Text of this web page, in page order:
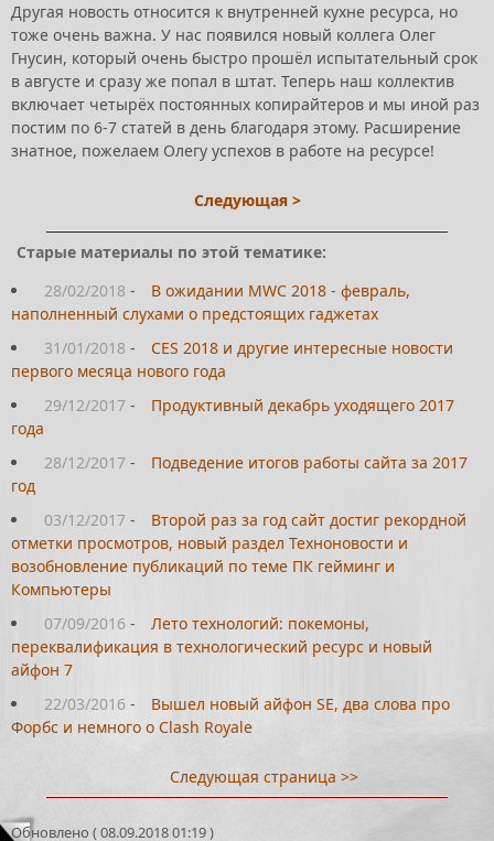
Другая новость относится к внутренней кухне ресурса, но
тоже очень важна. У нас появился новый коллега Олег
Гнусин, который очень быстро прошёл испытательный срок
в августе и сразу же попал в штат. Теперь наш коллектив
включает четырёх постоянных копирайтеров и мы иной раз
постим по 6-7 статей в день благодаря этому. Расширение
знатное, пожелаем Олегу успехов в работе на ресурсе!
Следующая >
Старые материалы по этой тематике:
28/02/2018 -
В ожидании MWC 2018 - февраль,
наполненный слухами о предстоящих гаджетах
31/01/2018 -
CES 2018 и другие интересные новости
первого месяца нового года
29/12/2017 -
Продуктивный декабрь уходящего 2017
года
28/12/2017 -
Подведение итогов работы сайта за 2017
год
03/12/2017 -
Второй раз за год сайт достиг рекордной
отметки просмотров, новый раздел Техноновости и
возобновление публикаций по теме ПК гейминг и
Компьютеры
07/09/2016 -
Лето технологий: покемоны,
переквалификация в технологический ресурс и новый
айфон 7
22/03/2016 -
Вышел новый айфон SE, два слова про
Форбс и немного о Clash Royale
Следующая страница >>
Обновлено ( 08.09.2018 01:19 )